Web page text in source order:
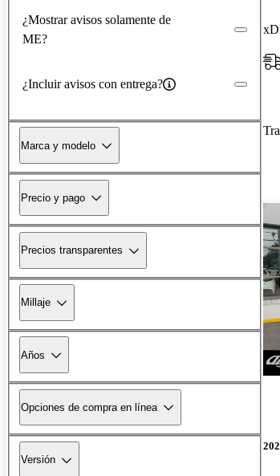
¿Mostrar avisos solamente de
ME?
¿Incluir avisos con entrega?
Marca y modelo
Precio y pago
Precios transparentes
Millaje
Años
Opciones de compra en línea
Versión